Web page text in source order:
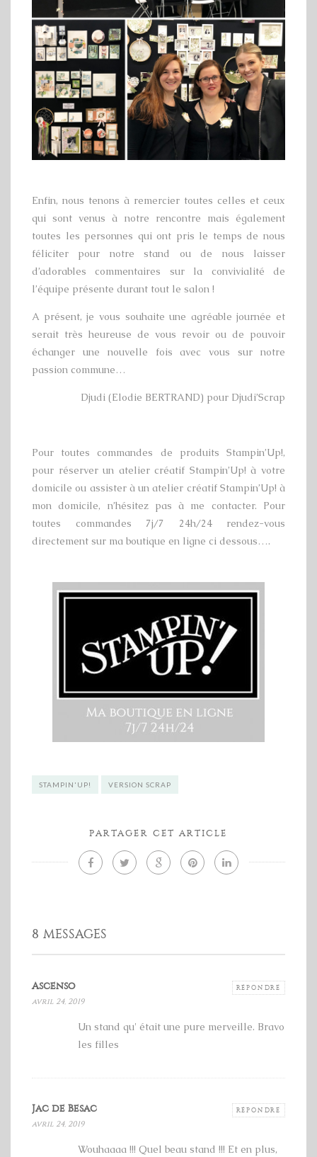
Enfin, nous tenons à remercier toutes celles et ceux
qui sont venus à notre rencontre mais également
toutes les personnes qui ont pris le temps de nous
féliciter pour notre stand ou de nous laisser
d’adorables commentaires sur la convivialité de
l’équipe présente durant tout le salon !
A présent, je vous souhaite une agréable journée et
serait très heureuse de vous revoir ou de pouvoir
échanger une nouvelle fois avec vous sur notre
passion commune…
Djudi (Elodie BERTRAND) pour Djudi’Scrap
Pour toutes commandes de produits Stampin’Up!,
pour réserver un atelier créatif Stampin’Up! à votre
domicile ou assister à un atelier créatif Stampin’Up! à
mon domicile, n’hésitez pas à me contacter. Pour
toutes commandes 7j/7 24h/24 rendez-vous
directement sur ma boutique en ligne ci dessous….
STAMPIN'UP! VERSION SCRAP
PARTAGER CET ARTICLE
8 MESSAGES
Ascenso RÉPONDRE
avril 24, 2019
Un stand qu' était une pure merveille. Bravo
les filles
Jac de Besac RÉPONDRE
avril 24, 2019
Wouhaaaa !!! Quel beau stand !!! Et en plus,